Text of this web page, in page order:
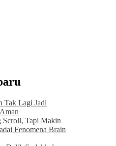
Tak Lagi Jadi
Scroll, Tapi Makin
Fenomena Brain